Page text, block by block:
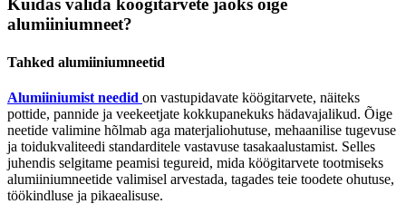
Kuidas valida köögitarvete jaoks õige
alumiiniumneet?
Tahked alumiiniumneetid
Alumiiniumist needid on vastupidavate köögitarvete, näiteks
pottide, pannide ja veekeetjate kokkupanekuks hädavajalikud. Õige
neetide valimine hõlmab aga materjaliohutuse, mehaanilise tugevuse
ja toidukvaliteedi standarditele vastavuse tasakaalustamist. Selles
juhendis selgitame peamisi tegureid, mida köögitarvete tootmiseks
alumiiniumneetide valimisel arvestada, tagades teie toodete ohutuse,
töökindluse ja pikaealisuse.